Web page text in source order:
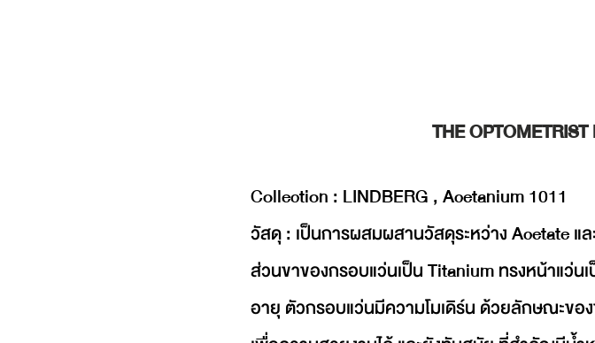
THE
Collection : LINDBERG , Acetanium 1011
วัสดุ : เป็นการผสมผสานวัสดุระหว่าง Acetate แ
ส่วนขาของกรอบแว่นเป็น Titanium ทรงหน้าแว่น
อายุ ตัวกรอบแว่นมีความโมเดิร์น ด้วยลักษณะข